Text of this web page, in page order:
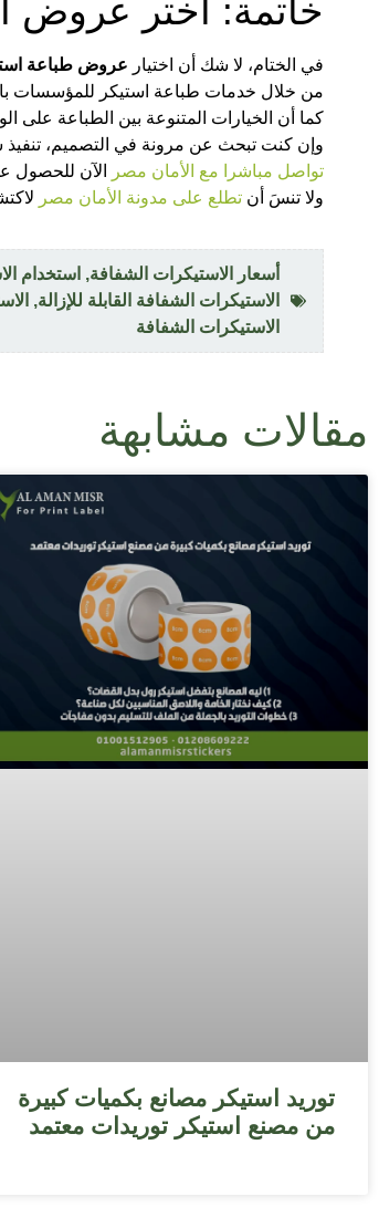
خاتمة: اختر عروض
في الختام، لا شك أن اختيار عروض طباعة
من خلال خدمات طباعة استيكر للمؤسسات
كما أن الخيارات المتنوعة بين الطباعة على
وإن كنت تبحث عن مرونة في التصميم،
تواصل مباشرا مع الأمان مصر
الآن
ولا تنسَ أن تطلع على مدونة الأمان مصر
أسعار الاستيكرات الشفافة, استخدام
الاستيكرات الشفافة القابلة للإزالة,
الاستيكرات الشفافة
مقالات مشابهة
توريد استيكر مصانع بكميات كبيرة
من مصنع استيكر توريدات معتمد